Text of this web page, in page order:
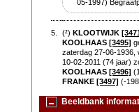
05-1997)
5. (²)KLOOTWIJK
KOOLHAAS [3495]
zaterdag 27-06-1936,
10-02-2011 (74 jaar)
KOOLHAAS [3496]
FRANKE [3497] (-
Beeldbank